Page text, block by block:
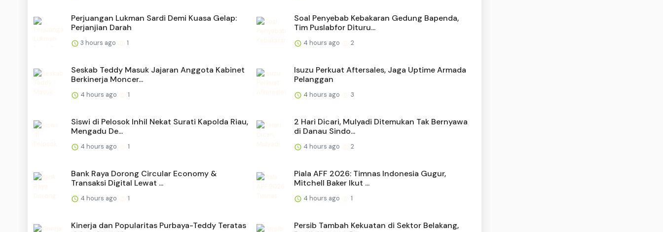
Perjuangan Lukman Sardi Demi Kuasa Gelap:
Perjanjian Darah
3 hours ago 1
Soal Penyebab Kebakaran Gedung Bapenda,
Tim Puslabfor Dituru...
4 hours ago 2
Seskab Teddy Masuk Jajaran Anggota Kabinet
Berkinerja Moncer...
4 hours ago 1
Isuzu Perkuat Aftersales, Jaga Uptime Armada
Pelanggan
4 hours ago 3
Siswi di Pelosok Inhil Nekat Surati Kapolda Riau,
Mengadu De...
4 hours ago 1
2 Hari Dicari, Mulyadi Ditemukan Tak Bernyawa
di Danau Sindo...
4 hours ago 2
Bank Raya Dorong Circular Economy &
Transaksi Digital Lewat ...
4 hours ago 1
Piala AFF 2026: Timnas Indonesia Gugur,
Mitchell Baker Ikut ...
4 hours ago 1
Kinerja dan Popularitas Purbaya-Teddy Teratas
Persib Tambah Kekuatan di Sektor Belakang,